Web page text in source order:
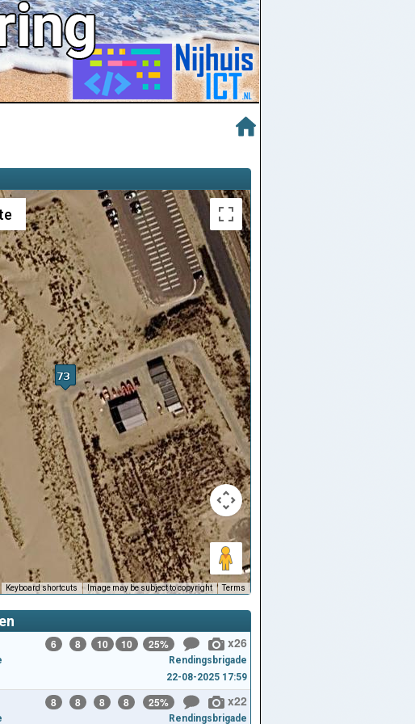
Keyboard shortcuts Image may be subject to copyright Terms
6 8 10 10 25% x26
Rendingsbrigade
22-08-2025 17:59
8 8 8 8 25% x22
Rendingsbrigade